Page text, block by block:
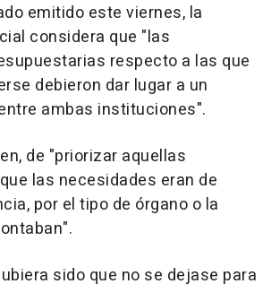
emitido este viernes, la
considera que "las
respecto a las que
debieron dar lugar a un
ambas instituciones".
de "priorizar aquellas
las necesidades eran de
por el tipo de órgano o la
sido que no se dejase para